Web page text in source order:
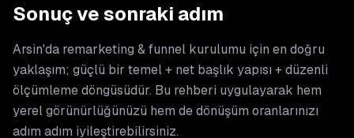
Sonuç ve sonraki adım
Arsin'da remarketing & funnel kurulumu için en doğru
yaklaşım; güçlü bir temel + net başlık yapısı + düzenli
ölçümleme döngüsüdür. Bu rehberi uygulayarak hem
yerel görünürlüğünüzü hem de dönüşüm oranlarınızı
adım adım iyileştirebilirsiniz.